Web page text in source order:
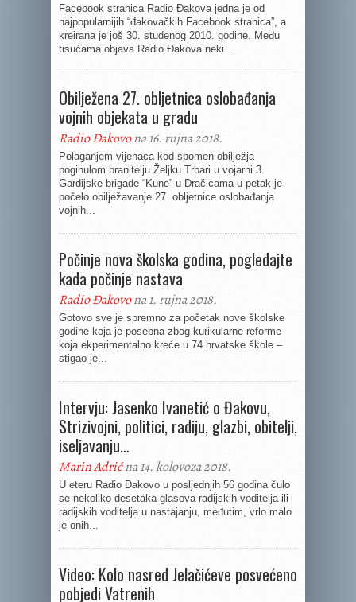
Facebook stranica Radio Đakova jedna je od
najpopularnijih “đakovačkih Facebook stranica”, a
kreirana je još 30. studenog 2010. godine. Među
tisućama objava Radio Đakova neki...
Obilježena 27. obljetnica oslobađanja
vojnih objekata u gradu
Radio Đakovona 16. rujna 2018.
Polaganjem vijenaca kod spomen-obilježja
poginulom branitelju Željku Trbari u vojarni 3.
Gardijske brigade “Kune” u Dračicama u petak je
počelo obilježavanje 27. obljetnice oslobađanja
vojnih...
Počinje nova školska godina, pogledajte
kada počinje nastava
Radio Đakovona 1. rujna 2018.
Gotovo sve je spremno za početak nove školske
godine koja je posebna zbog kurikularne reforme
koja ekperimentalno kreće u 74 hrvatske škole –
stigao je...
Intervju: Jasenko Ivanetić o Đakovu,
Strizivojni, politici, radiju, glazbi, obitelji,
iseljavanju…
Marin Adrićna 14. kolovoza 2018.
U eteru Radio Đakovo u posljednjih 56 godina čulo
se nekoliko desetaka glasova radijskih voditelja ili
radijskih voditelja u nastajanju, međutim, vrlo malo
je onih...
Video: Kolo nasred Jelačićeve posvećeno
pobjedi Vatrenih